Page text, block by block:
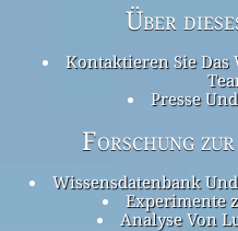
Über
Kontaktieren Sie
Presse
Forschung
Wissensdatenbank
Experimente
Analyse Von